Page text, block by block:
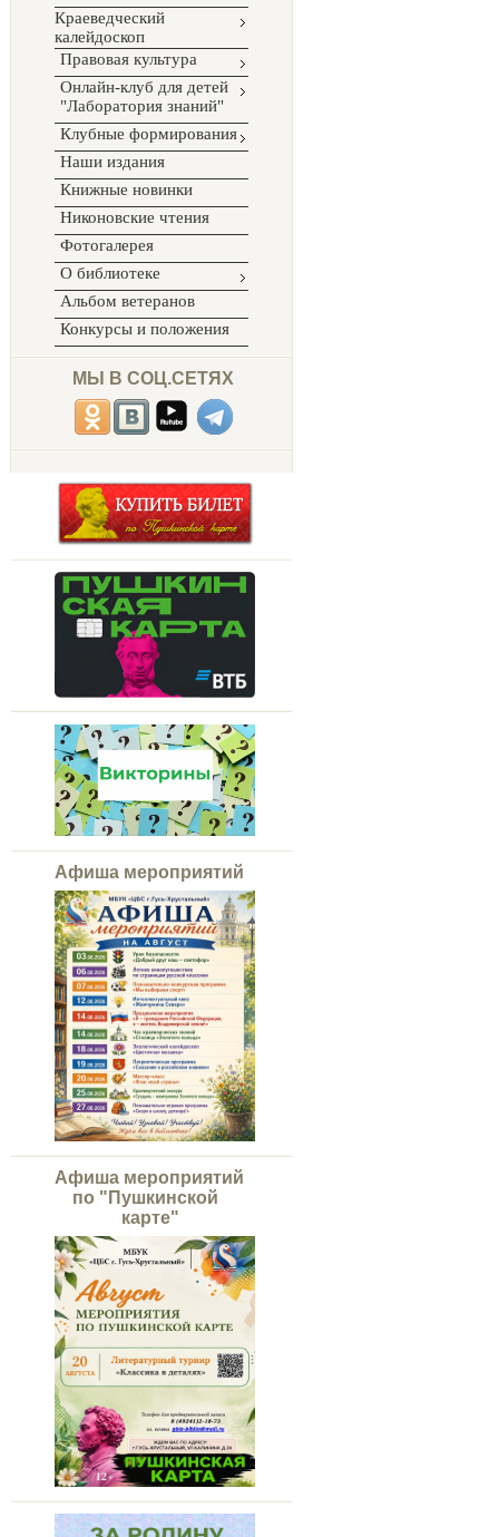
Краеведческий
калейдоскоп
Правовая культура
Онлайн-клуб для детей
"Лаборатория знаний"
Клубные формирования
Наши издания
Книжные новинки
Никоновские чтения
Фотогалерея
О библиотеке
Альбом ветеранов
Конкурсы и положения
МЫ В СОЦ.СЕТЯХ
Афиша мероприятий
Афиша мероприятий
по "Пушкинской
карте"